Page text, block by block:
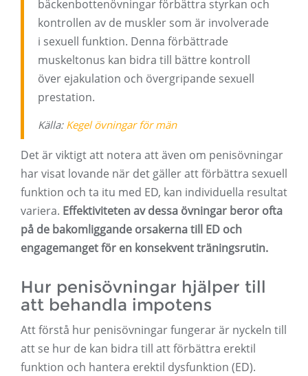
bäckenbottenövningar förbättra styrkan och
kontrollen av de muskler som är involverade
i sexuell funktion. Denna förbättrade
muskeltonus kan bidra till bättre kontroll
över ejakulation och övergripande sexuell
prestation.
Källa: Kegel övningar för män
Det är viktigt att notera att även om penisövningar
har visat lovande när det gäller att förbättra sexuell
funktion och ta itu med ED, kan individuella resultat
variera. Effektiviteten av dessa övningar beror ofta
på de bakomliggande orsakerna till ED och
engagemanget för en konsekvent träningsrutin.
Hur penisövningar hjälper till
att behandla impotens
Att förstå hur penisövningar fungerar är nyckeln till
att se hur de kan bidra till att förbättra erektil
funktion och hantera erektil dysfunktion (ED).